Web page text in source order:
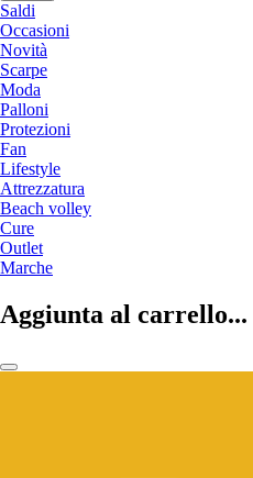
Saldi
Occasioni
Novità
Scarpe
Moda
Palloni
Protezioni
Fan
Lifestyle
Attrezzatura
Beach volley
Cure
Outlet
Marche
Aggiunta al carrello...